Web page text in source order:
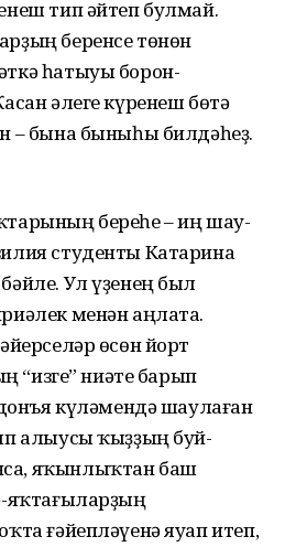
тип әйтеп булмай.
беренсе төнөн
һатыуы борон-
әлеге күренеш бөтә
– бына быныһы билдәһеҙ.
береһе – иң шау-
студенты Катарина
Ул үҙенең был
менән аңлата.
өсөн йорт
“изге” ниәте барып
күләмендә шаулаған
алыусы ҡыҙҙың буй-
яҡынлыҡтан баш
яҡтағыларҙың
ғәйепләүенә яуап итеп,